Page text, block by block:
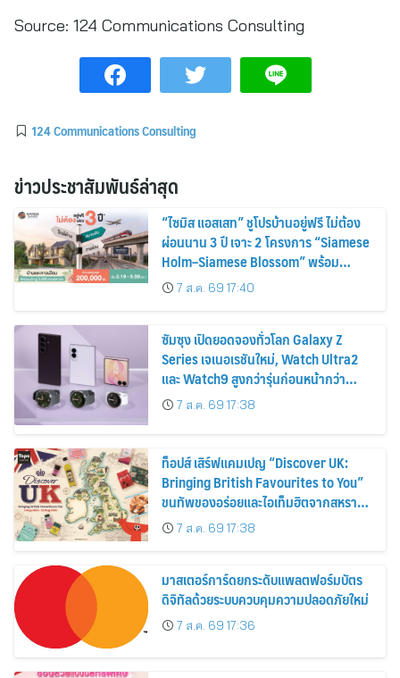
Source: 124 Communications Consulting
124 Communications Consulting
ข่าวประชาสัมพันธ์ล่าสุด
“ไซมิส แอสเสท” ชูโปรบ้านอยู่ฟรี ไม่ต้อง
ผ่อนนาน 3 ปี เจาะ 2 โครงการ “Siamese
Holm–Siamese Blossom” พร้อม
ส่วนลดและสิทธิพิเศษถึง 31 สิงหาคม
2569
7 ส.ค. 69 17:40
ซัมซุง เปิดยอดจองทั่วโลก Galaxy Z
Series เจเนอเรชันใหม่, Watch Ultra2
และ Watch9 สูงกว่ารุ่นก่อนหน้ากว่า
30%7 ส.ค. 69 17:38
ท็อปส์ เสิร์ฟแคมเปญ “Discover UK:
Bringing British Favourites to You”
ขนทัพของอร่อยและไอเท็มฮิตจากสหราช
อาณาจักร ส่งตรงถึงมือตั้งแต่วันนี้ – 18
สิงหาคมนี้
7 ส.ค. 69 17:38
มาสเตอร์การ์ดยกระดับแพลตฟอร์มบัตร
ดิจิทัลด้วยระบบควบคุมความปลอดภัยใหม่
7 ส.ค. 69 17:36